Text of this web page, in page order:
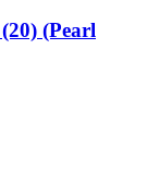
(Pearl